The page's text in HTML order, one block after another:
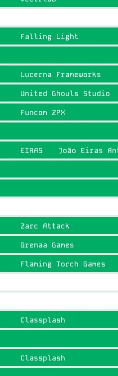
Falling Light
Lucerna Frameworks
United Ghouls Studio
Funcom ZPX
EIRAS João Eiras
Zarc Attack
Grenaa Games
Flaming Torch Games
Classplash
Classplash